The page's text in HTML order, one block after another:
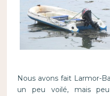
Nous avons fait Larmor-
un peu voilé, mais